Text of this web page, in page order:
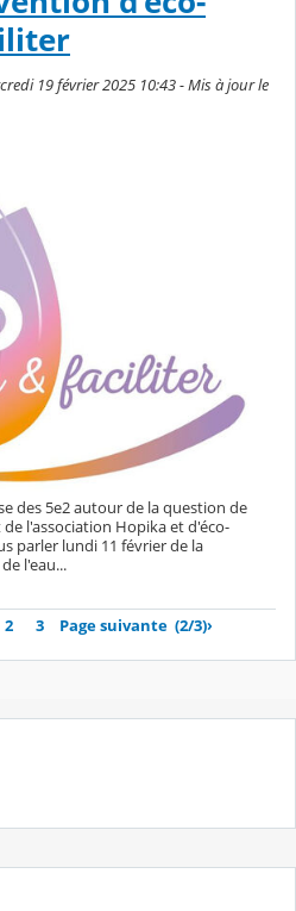
19 février 2025 10:43 - Mis à jour le
des 5e2 autour de la question de
l'association Hopika et d'éco-
parler lundi 11 février de la
l'eau...
2 3 Page suivante (2/3)›